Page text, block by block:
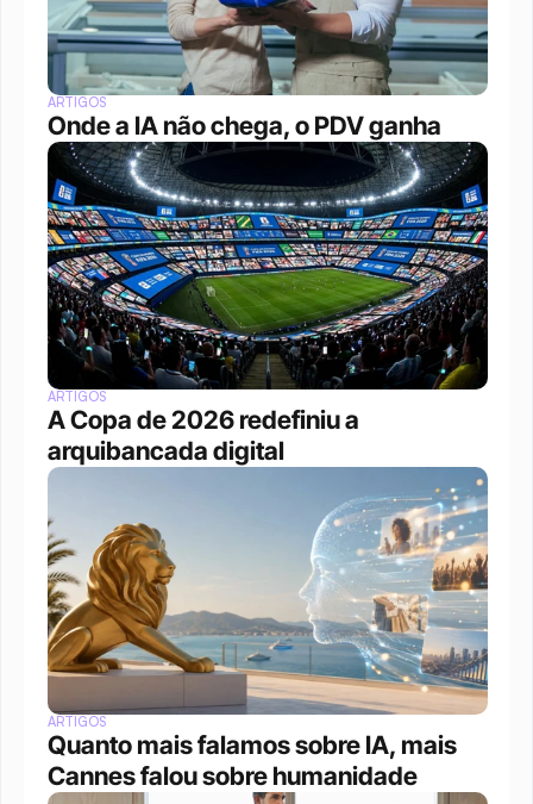
ARTIGOS
Onde a IA não chega, o PDV ganha
ARTIGOS
A Copa de 2026 redefiniu a
arquibancada digital
ARTIGOS
Quanto mais falamos sobre IA, mais
Cannes falou sobre humanidade